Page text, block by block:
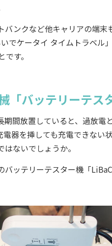
ンクなど他キャリアの端末
でケータイ タイムトラベル
す。
「バッテリーテス
間放置していると、過放電
器を挿しても充電できない
ないでしょうか。
ッテリーテスター機「